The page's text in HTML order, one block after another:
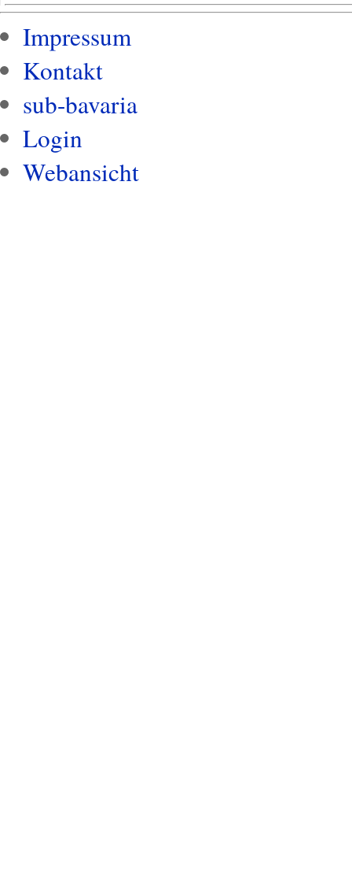
Impressum
Kontakt
sub-bavaria
Login
Webansicht